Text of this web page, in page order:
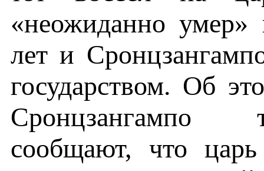
«неожиданно умер»
лет и
государством. Об
Сронцзангампо
сообщают, что